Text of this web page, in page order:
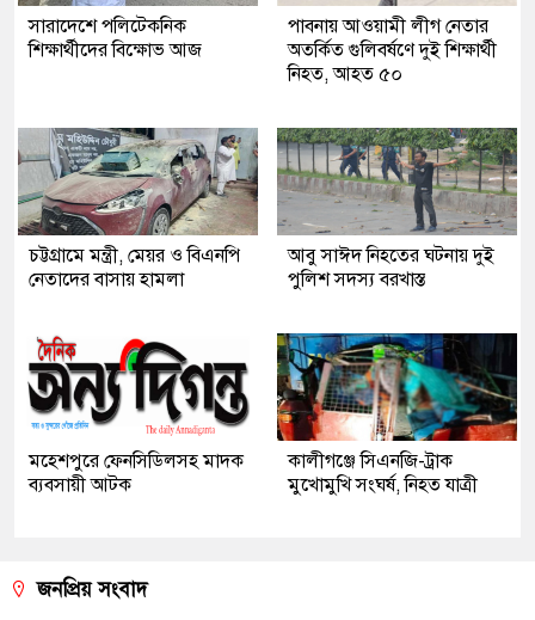
সারাদেশে পলিটেকনিক
শিক্ষার্থীদের বিক্ষোভ আজ
পাবনায় আওয়ামী লীগ নেতার
অতর্কিত গুলিবর্ষণে দুই শিক্ষার্থী
নিহত, আহত ৫০
চট্টগ্রামে মন্ত্রী, মেয়র ও বিএনপি
নেতাদের বাসায় হামলা
আবু সাঈদ নিহতের ঘটনায় দুই
পুলিশ সদস্য বরখাস্ত
মহেশপুরে ফেনসিডিলসহ মাদক
ব্যবসায়ী আটক
কালীগঞ্জে সিএনজি-ট্রাক
মুখোমুখি সংঘর্ষ, নিহত যাত্রী
জনপ্রিয় সংবাদ